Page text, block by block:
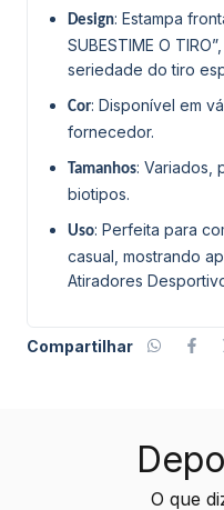
Design: Estampa
SUBESTIME O
seriedade do tiro
Cor: Disponível em
fornecedor.
Tamanhos: Variados,
biotipos.
Uso: Perfeita para
casual, mostrando
Atiradores
Compartilhar
O que